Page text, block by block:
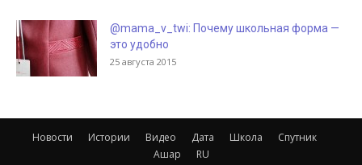
@mama_v_twi: Почему школьная форма —
это удобно
25 августа 2015
Новости Истории Видео Дата Школа
Спутник
Ашар
RU